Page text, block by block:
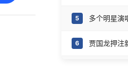
5 多个明星演
6